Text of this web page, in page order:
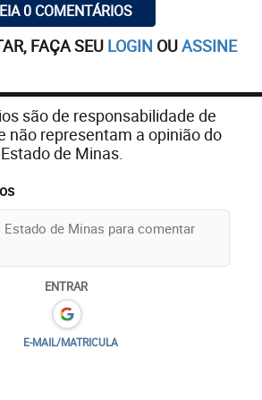
0 COMENTÁRIOS
FAÇA SEU LOGIN OUASSINE
são de responsabilidade de
não representam a opinião do
Estado de Minas.
ENTRAR
E-MAIL/MATRICULA